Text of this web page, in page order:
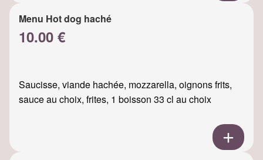
Menu Hot dog haché
10.00 €
Saucisse, viande hachée, mozzarella, oignons frits,
sauce au choix, frites, 1 boisson 33 cl au choix